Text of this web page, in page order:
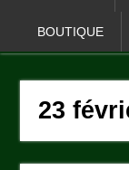
BOUTIQUE
23